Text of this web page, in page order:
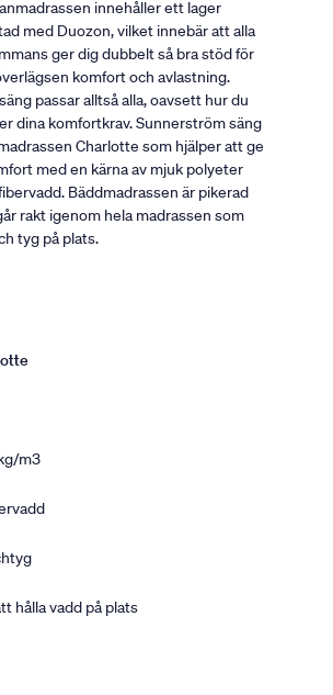
innehåller ett lager
med Duozon, vilket innebär att alla
ger dig dubbelt så bra stöd för
komfort och avlastning.
passar alltså alla, oavsett hur du
dina komfortkrav. Sunnerström säng
Charlotte som hjälper att ge
med en kärna av mjuk polyeter
Bäddmadrassen är pikerad
rakt igenom hela madrassen som
tyg på plats.
m3
hålla vadd på plats